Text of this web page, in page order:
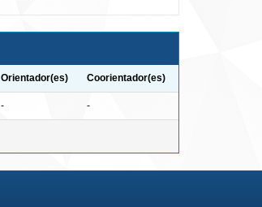
Orientador(es) Coorientador(es)
- -